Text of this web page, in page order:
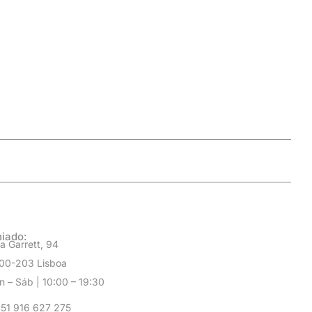
Garrett, 94
203 Lisboa
– Sáb | 10:00 – 19:30
916 627 275